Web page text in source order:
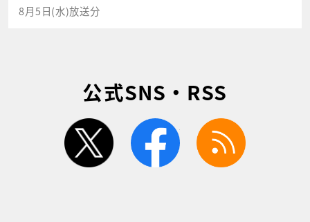
8月5日(水)放送分
公式SNS・RSS
twitter facebook